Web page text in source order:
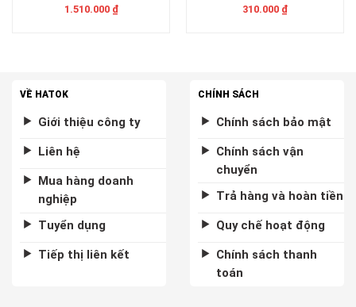
1.510.000 ₫
310.000 ₫
VỀ HATOK
Giới thiệu công ty
Liên hệ
Mua hàng doanh
nghiệp
Tuyển dụng
Tiếp thị liên kết
CHÍNH SÁCH
Chính sách bảo mật
Chính sách vận
chuyển
Trả hàng và hoàn tiền
Quy chế hoạt động
Chính sách thanh
toán